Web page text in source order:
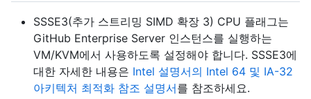
SSSE3(추가 스트리밍 SIMD 확장 3) CPU 플래그는
GitHub Enterprise Server 인스턴스를 실행하는
VM/KVM에서 사용하도록 설정해야 합니다. SSSE3에
대한 자세한 내용은 Intel 설명서의 Intel 64 및 IA-32
아키텍처 최적화 참조 설명서를 참조하세요.